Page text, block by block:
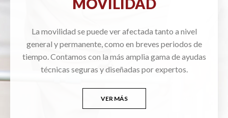
MOVILIDAD
La movilidad se puede ver afectada tanto a nivel
general y permanente, como en breves periodos de
tiempo. Contamos con la más amplia gama de ayudas
técnicas seguras y diseñadas por expertos.
VER MÁS